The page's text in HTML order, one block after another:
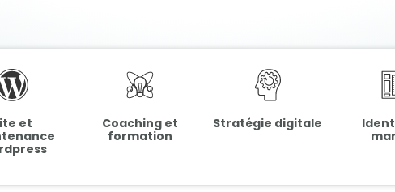
et
Coaching et
formation
Stratégie digitale